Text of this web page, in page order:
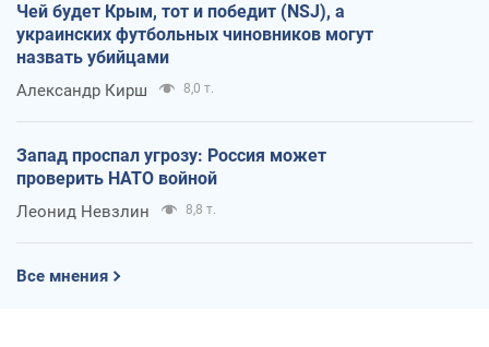
Чей будет Крым, тот и победит (NSJ), а
украинских футбольных чиновников могут
назвать убийцами
Александр Кирш 8,0 т.
Запад проспал угрозу: Россия может
проверить НАТО войной
Леонид Невзлин 8,8 т.
Все мнения